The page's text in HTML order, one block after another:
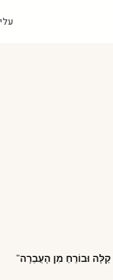
קַלָּה וּבוֹרֵחַ מִן הָעֲבֵרָה"